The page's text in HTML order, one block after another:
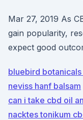
Mar 27, 2019 As
gain popularity,
expect good
bluebird
neviss hanf balsam
can i take cbd oil
nacktes tonikum